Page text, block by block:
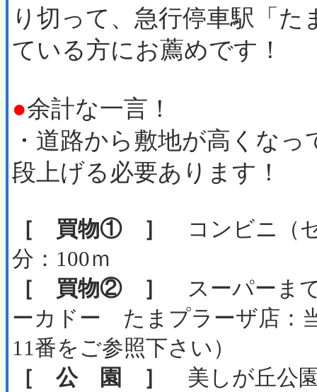
り切って、急行停車駅「
ている方にお薦めです！
●余計な一言！
・道路から敷地が高くな
段上げる必要あります！
［ 買物① ］
コンビニ（
分：100ｍ
［ 買物② ］
スーパーま
ーカドー たまプラーザ店：
11番をご参照下さい）
［ 公 園 ］
美しが丘公